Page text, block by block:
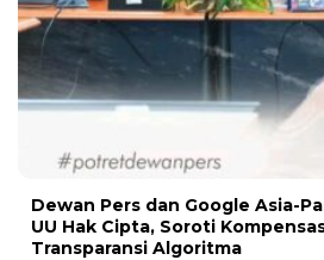
Dewan Pers dan Google Asia-
UU Hak Cipta, Soroti
Transparansi Algoritma